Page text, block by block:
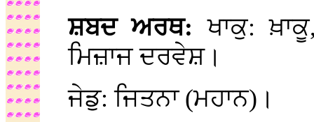
ਸ਼ਬਦ ਅਰਥ:ਖਾਕੁ:
ਮਿਜ਼ਾਜ ਦਰਵੇਸ਼।
ਜੇਡੁ: ਜਿਤਨਾ (ਮਹਾਨ)।